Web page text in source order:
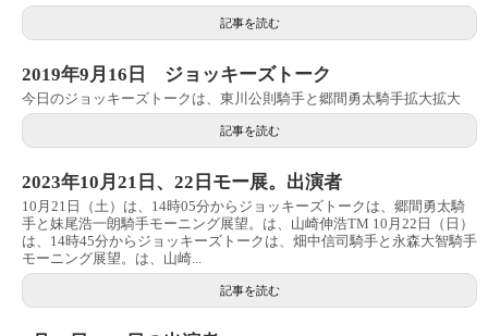
記事を読む
2019年9月16日 ジョッキーズトーク
今日のジョッキーズトークは、東川公則騎手と郷間勇太騎手拡大拡大
記事を読む
2023年10月21日、22日モー展。出演者
10月21日（土）は、14時05分からジョッキーズトークは、郷間勇太騎
手と妹尾浩一朗騎手モーニング展望。は、山崎伸浩TM 10月22日（日）
は、14時45分からジョッキーズトークは、畑中信司騎手と永森大智騎手
モーニング展望。は、山崎...
記事を読む